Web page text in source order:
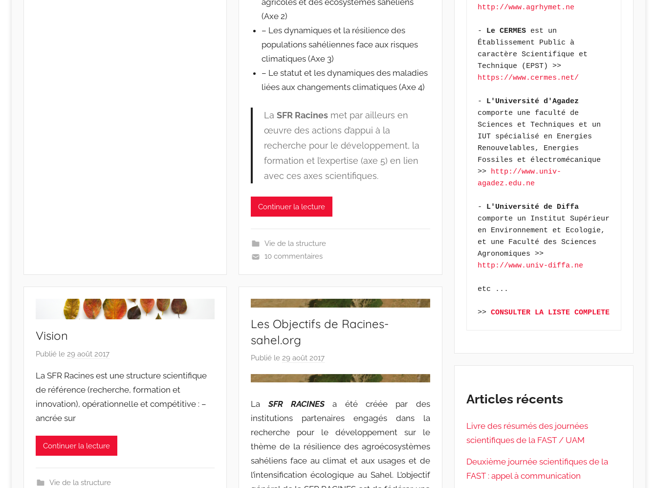
agricoles et des écosystèmes sahéliens
(Axe 2)
– Les dynamiques et la résilience des
populations sahéliennes face aux risques
climatiques (Axe 3)
– Le statut et les dynamiques des maladies
liées aux changements climatiques (Axe 4)
La SFR Racinesmet par ailleurs en
œuvre des actions d’appui à la
recherche pour le développement, la
formation et l’expertise (axe 5) en lien
avec ces axes scientifiques.
Continuer la lecture
Vie de la structure
10 commentaires
Vision
Publié le 29 août 2017
r
r
a
e
-
La SFR Racines est une structure scientifique
de référence (recherche, formation et
innovation), opérationnelle et compétitive : –
ancrée sur
Continuer la lecture
Vie de la structure
Les Objectifs de Racines-
sahel.org
Publié le29 août 2017
r
c
i
n
e
s
-
LaSFR RACINESa été créée par des
institutions partenaires engagés dans la
recherche pour le développement sur le
thème de la résilience des agroécosystèmes
sahéliens face au climat et aux usages et de
l’intensification écologique au Sahel. L’objectif
http://www.agrhymet.ne
- Le CERMES est un
Établissement Public à
caractère Scientifique et
https://www.cermes.net/
- L'Université d'Agadez
comporte une faculté de
Sciences et Techniques et un
IUT spécialisé en Energies
Renouvelables, Energies
Fossiles et électromécanique
>> http://www.univ-
agadez.edu.ne
- L'Université de Diffa
comporte un Institut Supérieur
en Environnement et Ecologie,
et une Faculté des Sciences
http://www.univ-diffa.ne
etc ...
>> CONSULTER LA LISTE COMPLETE
Articles récents
Livre des résumés des journées
scientifiques de la FAST / UAM
Deuxième journée scientifiques de la
FAST : appel à communication